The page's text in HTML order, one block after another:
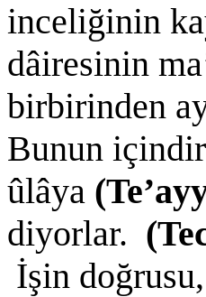
inceliğinin
dâiresinin
birbirinden
Bunun
ûlâya
diyorlar.
İşin